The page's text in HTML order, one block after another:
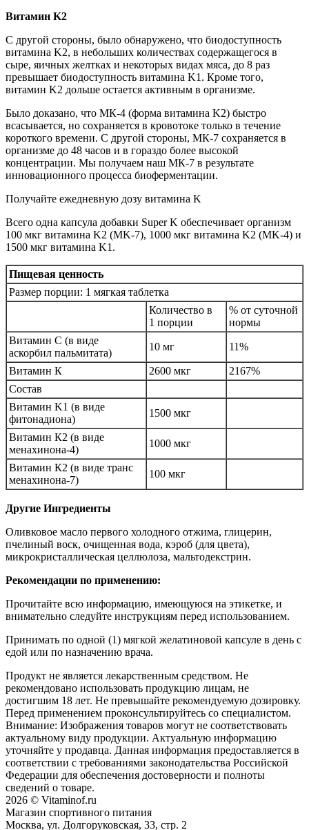
Витамин K2
С другой стороны, было обнаружено, что биодоступность
витамина K2, в небольших количествах содержащегося в
сыре, яичных желтках и некоторых видах мяса, до 8 раз
превышает биодоступность витамина K1. Кроме того,
витамин K2 дольше остается активным в организме.
Было доказано, что МК-4 (форма витамина K2) быстро
всасывается, но сохраняется в кровотоке только в течение
короткого времени. С другой стороны, МК-7 сохраняется в
организме до 48 часов и в гораздо более высокой
концентрации. Мы получаем наш МК-7 в результате
инновационного процесса биоферментации.
Получайте ежедневную дозу витамина K
Всего одна капсула добавки Super K обеспечивает организм
100 мкг витамина K2 (MK-7), 1000 мкг витамина K2 (MK-4) и
1500 мкг витамина K1.
Пищевая ценность
Размер порции: 1 мягкая таблетка
Количество в
1 порции
% от суточной
нормы
Витамин С (в виде
аскорбил пальмитата)
10 мг 11%
Витамин К 2600 мкг
2167%
Состав
Витамин K1 (в виде
фитонадиона)
1500 мкг
Витамин К2 (в виде
менахинона-4)
1000 мкг
Витамин К2 (в виде транс
менахинона-7)
100 мкг
Другие Ингредиенты
Оливковое масло первого холодного отжима, глицерин,
пчелиный воск, очищенная вода, кэроб (для цвета),
микрокристаллическая целлюлоза, мальтодекстрин.
Рекомендации по применению:
Прочитайте всю информацию, имеющуюся на этикетке, и
внимательно следуйте инструкциям перед использованием.
Принимать по одной (1) мягкой желатиновой капсуле в день с
едой или по назначению врача.
Продукт не является лекарственным средством. Не
рекомендовано использовать продукцию лицам, не
достигшим 18 лет. Не превышайте рекомендуемую дозировку.
Перед применением проконсультируйтесь со специалистом.
Внимание: Изображения товаров могут не соответствовать
актуальному виду продукции. Актуальную информацию
уточняйте у продавца. Данная информация предоставляется в
соответствии с требованиями законодательства Российской
Федерации для обеспечения достоверности и полноты
сведений о товаре.
2026 © Vitaminof.ru
Магазин спортивного питания
Москва, ул. Долгоруковская, 33, стр. 2